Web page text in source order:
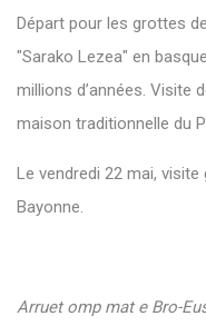
Départ pour les grottes
"Sarako Lezea" en
millions d’années. Visite
maison traditionnelle du
Le vendredi 22 mai,
Bayonne.
Arruet omp mat e Bro-